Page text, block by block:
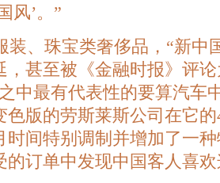
风’。”
、珠宝类奢侈品，“新中
，甚至被《金融时报》评
中最有代表性的要算汽
色版的劳斯莱斯公司在它
时间特别调制并增加了一
的订单中发现中国客人喜